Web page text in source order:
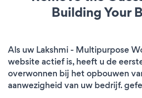
Building Your
Als uw Lakshmi - Multipurpose
website actief is, heeft u de
overwonnen bij het opbouwen
aanwezigheid van uw bedrijf.